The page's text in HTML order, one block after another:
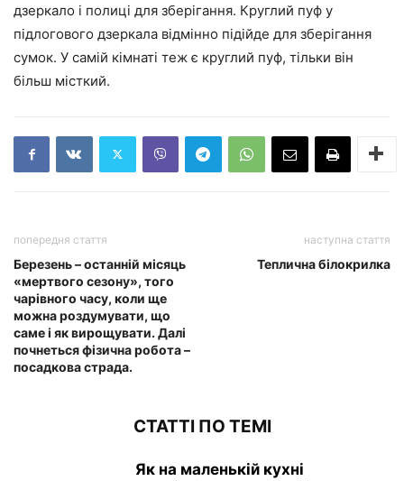
дзеркало і полиці для зберігання. Круглий пуф у
підлогового дзеркала відмінно підійде для зберігання
сумок. У самій кімнаті теж є круглий пуф, тільки він
більш місткий.
попередня стаття
Березень – останній місяць
«мертвого сезону», того
чарівного часу, коли ще
можна роздумувати, що
саме і як вирощувати. Далі
почнеться фізична робота –
посадкова страда.
наступна стаття
Теплична білокрилка
СТАТТІ ПО ТЕМІ
Як на маленькій кухні